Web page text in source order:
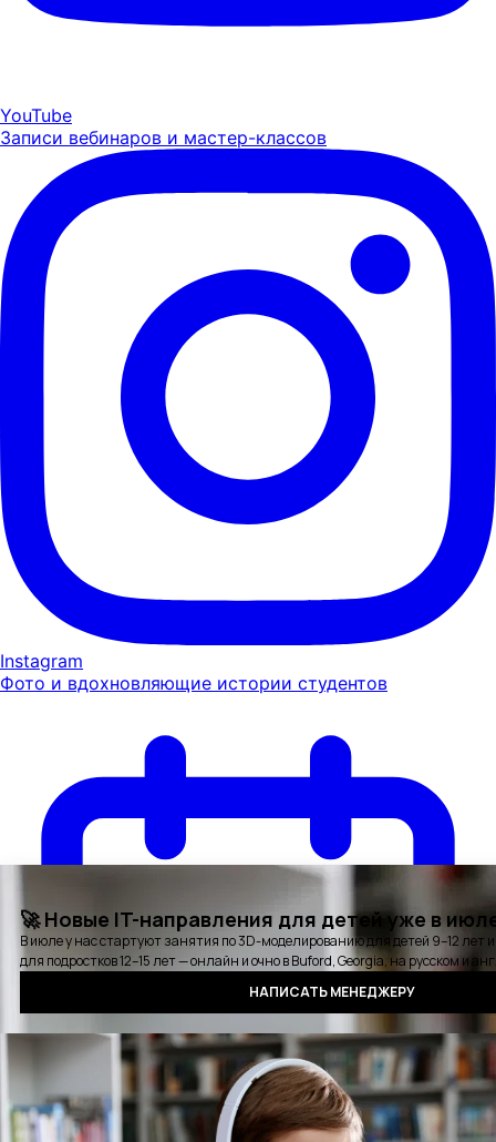
YouTube
Записи вебинаров и мастер-классов
Instagram
Фото и вдохновляющие истории студентов